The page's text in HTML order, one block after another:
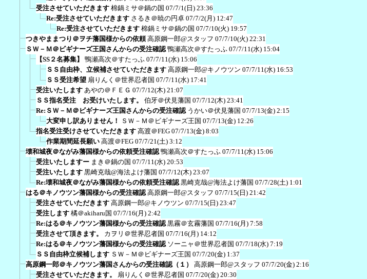
受注させていただきます 棉鍋ミサ＠鍋の国 07/7/1(日) 23:36
Re:受注させていただきます さるき＠暁の円卓 07/7/2(月) 12:47
Re:受注させていただきます 棉鍋ミサ＠鍋の国 07/7/10(火) 19:57
つきやままつり＠ヲチ藩国様からの依頼 高原鋼一郎@スタッフ 07/7/10(火) 22:31
ＳＷ－Ｍ＠ビギナーズ王国さんからの受注確認 鴨瀬高次＠すたっふ 07/7/11(水) 15:04
【SS２名募集】
鴨瀬高次＠すたっふ 07/7/11(水) 15:06
ＳＳ自由枠、立候補させていただきます 高原鋼一郎@キノウツン 07/7/11(水) 16:53
ＳＳ受注希望 扇りんく＠世界忍者国 07/7/11(水) 17:41
受注いたします あやの＠ＦＥＧ 07/7/12(木) 21:07
ＳＳ指名受注 お受けいたします。
伯牙＠伏見藩国 07/7/12(木) 23:41
Re:ＳＷ－Ｍ＠ビギナーズ王国さんからの受注確認 うかい＠伏見藩国 07/7/13(金) 2:15
大変申し訳ありません！
ＳＷ－Ｍ＠ビギナーズ王国 07/7/13(金) 12:26
指名受注受けさせていただきます 高渡＠FEG 07/7/13(金) 8:03
作業期間延長願い 高渡＠FEG 07/7/21(土) 3:12
壊和城夜＠ながみ藩国様からの依頼受注確認 鴨瀬高次＠すたっふ 07/7/11(水) 15:06
受注いたしますー まき＠鍋の国 07/7/11(水) 20:53
受注いたします 黒崎克哉@海法よけ藩国 07/7/12(木) 23:07
Re:壊和城夜＠ながみ藩国様からの依頼受注確認 黒崎克哉@海法よけ藩国 07/7/28(土) 1:01
はる＠キノウツン藩国様からの受注確認 高原鋼一郎@スタッフ 07/7/15(日) 21:42
受注させていただきます 高原鋼一郎@キノウツン 07/7/15(日) 23:47
受注します 橘＠akiharu国 07/7/16(月) 2:42
Re:はる＠キノウツン藩国様からの受注確認 黒霧＠玄霧藩国 07/7/16(月) 7:58
受注させて頂きます。
カヲリ＠世界忍者国 07/7/16(月) 14:12
Re:はる＠キノウツン藩国様からの受注確認 ソーニャ＠世界忍者国 07/7/18(水) 7:19
ＳＳ自由枠立候補します ＳＷ－Ｍ＠ビギナーズ王国 07/7/20(金) 1:37
高原鋼一郎＠キノウツン藩国さんからの受注確認（１）
高原鋼一郎@スタッフ 07/7/20(金) 2:16
受注させていただきます。
扇りんく＠世界忍者国 07/7/20(金) 20:30